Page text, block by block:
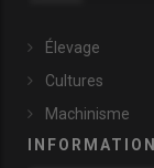
Élevage
Cultures
Machinisme